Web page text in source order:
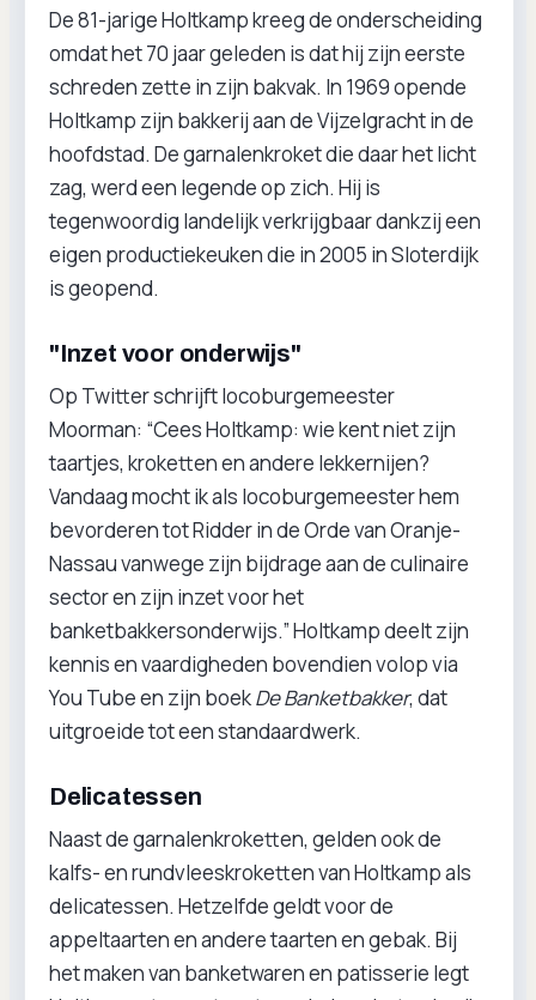
De 81-jarige Holtkamp kreeg de onderscheiding
omdat het 70 jaar geleden is dat hij zijn eerste
schreden zette in zijn bakvak. In 1969 opende
Holtkamp zijn bakkerij aan de Vijzelgracht in de
hoofdstad. De garnalenkroket die daar het licht
zag, werd een legende op zich. Hij is
tegenwoordig landelijk verkrijgbaar dankzij een
eigen productiekeuken die in 2005 in Sloterdijk
is geopend.
"Inzet voor onderwijs"
Op Twitter schrijft locoburgemeester
Moorman: “Cees Holtkamp: wie kent niet zijn
taartjes, kroketten en andere lekkernijen?
Vandaag mocht ik als locoburgemeester hem
bevorderen tot Ridder in de Orde van Oranje-
Nassau vanwege zijn bijdrage aan de culinaire
sector en zijn inzet voor het
banketbakkersonderwijs.” Holtkamp deelt zijn
kennis en vaardigheden bovendien volop via
You Tube en zijn boekDe Banketbakker, dat
uitgroeide tot een standaardwerk.
Delicatessen
Naast de garnalenkroketten, gelden ook de
kalfs- en rundvleeskroketten van Holtkamp als
delicatessen. Hetzelfde geldt voor de
appeltaarten en andere taarten en gebak. Bij
het maken van banketwaren en patisserie legt